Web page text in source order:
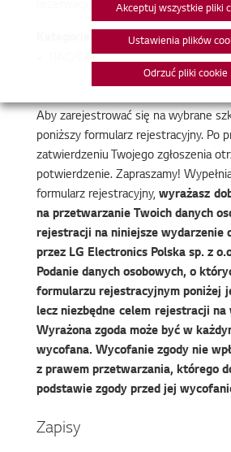
Aby zarejestrować się na wybrane
poniższy formularz rejestracyjny. Po
zatwierdzeniu Twojego zgłoszenia
potwierdzenie. Zapraszamy!
formularz rejestracyjny, wyrażasz
na przetwarzanie Twoich danych
rejestracji na niniejsze wydarzenie
przez LG Electronics Polska sp. z
Podanie danych osobowych, o
formularzu rejestracyjnym poniżej
lecz niezbędne celem rejestracji na
Wyrażona zgoda może być w
wycofana. Wycofanie zgody nie
z prawem przetwarzania, którego
podstawie zgody przed jej
Zapisy
Akceptuj wszystkie pliki
Ustawienia plików
Odrzuć pliki cookie